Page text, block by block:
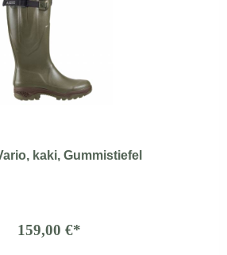
kaki, Gummistiefel
159,00 €*